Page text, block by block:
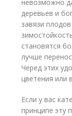
невозможно
деревьев и
завязи
становятся
лучше
Черед этих
цветения или
Если у вас
принципе эту